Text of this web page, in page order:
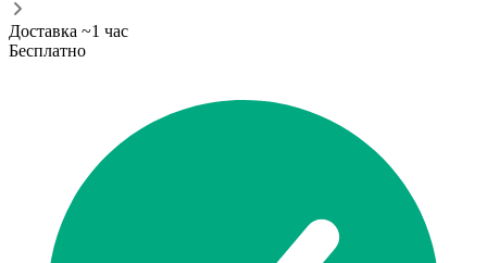
Доставка ~1 час
Бесплатно